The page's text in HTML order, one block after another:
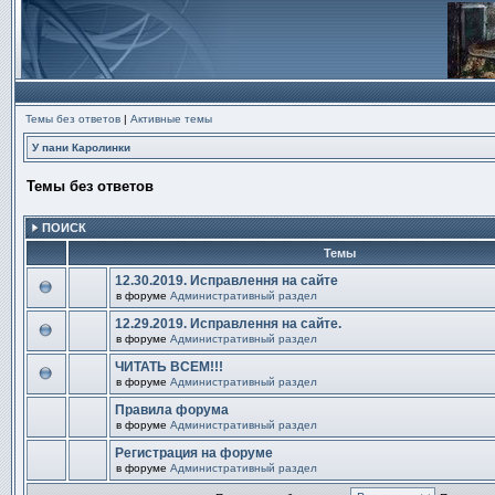
Темы без ответов | Активные темы
У пани Каролинки
Темы без ответов
ПОИСК
Темы
этой
новых
непрочитанных
12.30.2019. Исправлення на сайте
в форуме Административный раздел
этой
новых
непрочитанных
12.29.2019. Исправлення на сайте.
в форуме Административный раздел
этой
новых
непрочитанных
ЧИТАТЬ ВСЕМ!!!
в форуме Административный раздел
этой
новых
Правила форума
в форуме Административный раздел
этой
Регистрация на форуме
в форуме Административный раздел